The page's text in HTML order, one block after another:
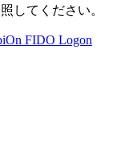
してください。
FIDO Logon